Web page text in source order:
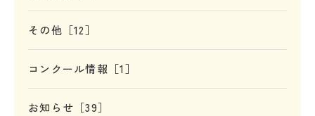
その他［12］
コンクール情報［1］
お知らせ［39］